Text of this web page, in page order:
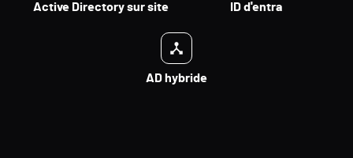
Active Directory sur site ID d'entra
AD hybride